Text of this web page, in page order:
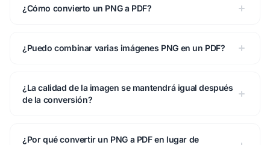
¿Cómo convierto un PNG a PDF?
¿Puedo combinar varias imágenes PNG en un PDF?
¿La calidad de la imagen se mantendrá igual después
de la conversión?
¿Por qué convertir un PNG a PDF en lugar de